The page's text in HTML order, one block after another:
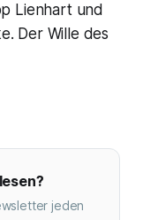
Lienhart und
Der Wille des
jeden